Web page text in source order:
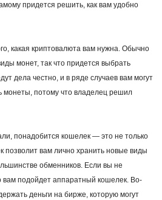
придется решить, как вам удобно
какая криптовалюта вам нужна. Обычно
монет, так что придется выбрать
дела честно, и в ряде случаев вам могут
монеты, потому что владелец решил
понадобится кошелек — это не только
позволит вам лично хранить новые виды
обменников. Если вы не
вам подойдет аппаратный кошелек. Во-
деньги на бирже, которую могут